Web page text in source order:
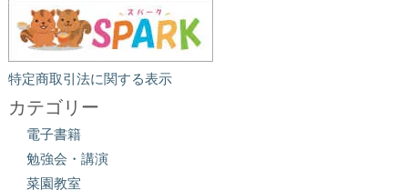
特定商取引法に関する表示
カテゴリー
電子書籍
勉強会・講演
菜園教室